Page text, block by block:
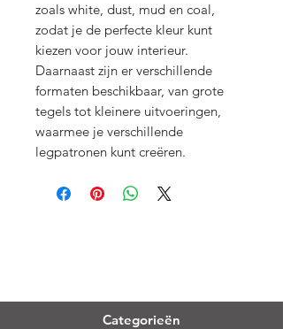
zoals white, dust, mud en coal,
zodat je de perfecte kleur kunt
kiezen voor jouw interieur.
Daarnaast zijn er verschillende
formaten beschikbaar, van grote
tegels tot kleinere uitvoeringen,
waarmee je verschillende
legpatronen kunt creëren.
Categorieën